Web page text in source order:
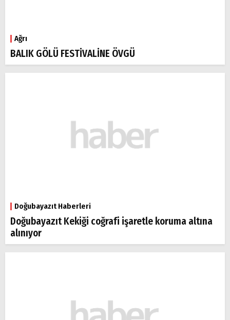
Ağrı
BALIK GÖLÜ FESTİVALİNE ÖVGÜ
Doğubayazıt Haberleri
Doğubayazıt Kekiği coğrafi işaretle koruma altına
alınıyor